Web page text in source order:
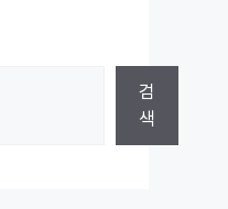
검
색